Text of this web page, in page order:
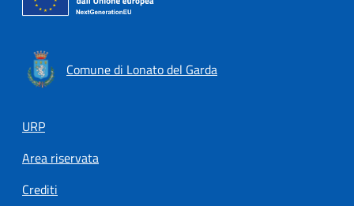
Comune di Lonato del Garda
Footer menu
URP
Area riservata
Crediti